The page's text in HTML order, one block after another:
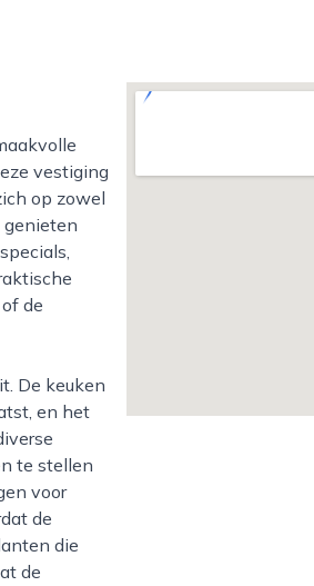
vestiging
op zowel
genieten
de
en het
te stellen
voor
de
die
de